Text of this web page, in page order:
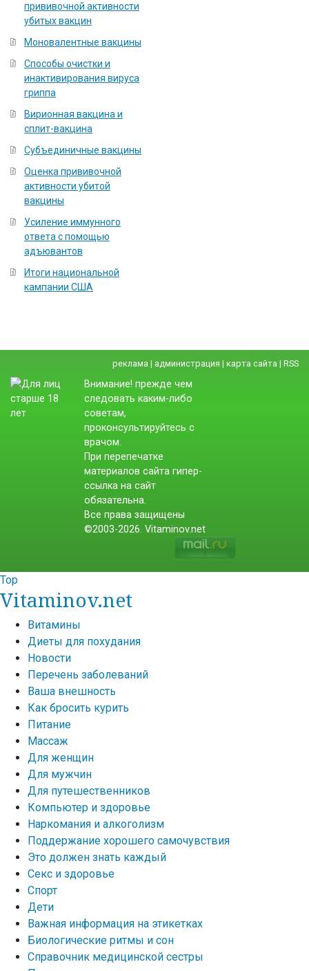
прививочной активности
убитых вакцин
Моновалентные вакцины
Способы очистки и
инактивирования вируса
гриппа
Вирионная вакцина и
сплит-вакцина
Субъединичные вакцины
Оценка прививочной
активности убитой
вакцины
Усиление иммунного
ответа с помощью
адъювантов
Итоги национальной
кампании США
реклама | администрация | карта сайта | RSS
Внимание! прежде чем
следовать каким-либо
советам,
проконсультируйтесь с
врачом.
При перепечатке
материалов сайта гипер-
ссылка на сайт
обязательна.
Все права защищены
©2003-2026. Vitaminov.net
Top
Vitaminov.net
Витамины
Диеты для похудания
Новости
Перечень заболеваний
Ваша внешность
Как бросить курить
Питание
Массаж
Для женщин
Для мужчин
Для путешественников
Компьютер и здоровье
Наркомания и алкоголизм
Поддержание хорошего самочувствия
Это должен знать каждый
Секс и здоровье
Спорт
Дети
Важная информация на этикетках
Биологические ритмы и сон
Справочник медицинской сестры